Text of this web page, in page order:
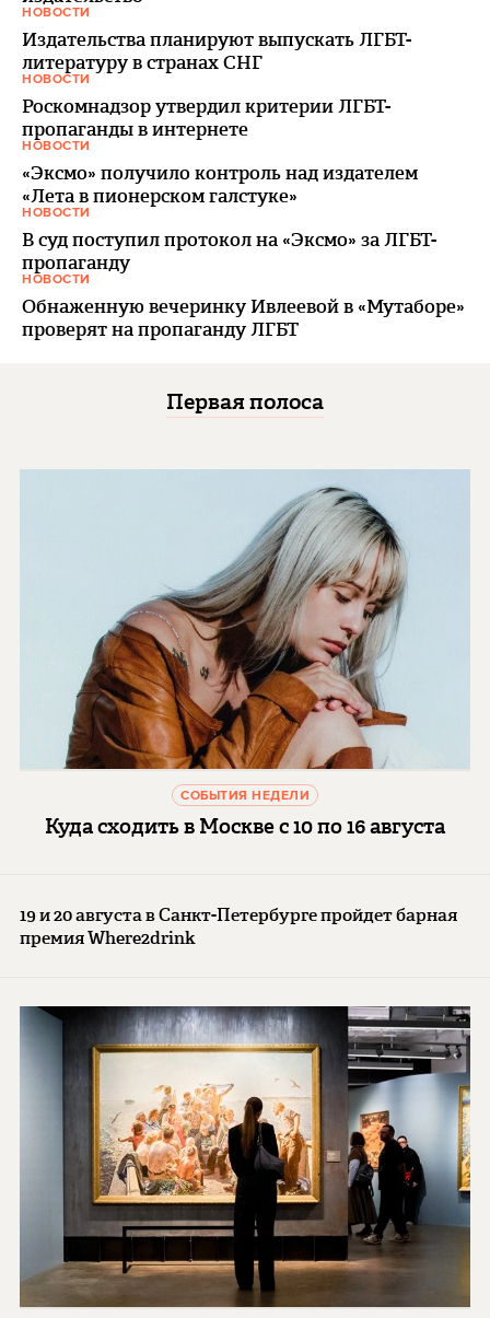
НОВОСТИ
Издательства планируют выпускать ЛГБТ-
литературу в странах СНГ
НОВОСТИ
Роскомнадзор утвердил критерии ЛГБТ-
пропаганды в интернете
НОВОСТИ
«Эксмо» получило контроль над издателем
«Лета в пионерском галстуке»
НОВОСТИ
В суд поступил протокол на «Эксмо» за ЛГБТ-
пропаганду
НОВОСТИ
Обнаженную вечеринку Ивлеевой в «Мутаборе»
проверят на пропаганду ЛГБТ
Первая полоса
СОБЫТИЯ НЕДЕЛИ
Куда сходить в Москве с 10 по 16 августа
19 и 20 августа в Санкт-Петербурге пройдет барная
премия Where2drink